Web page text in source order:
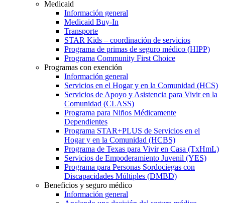
Medicaid
Información general
Medicaid Buy-In
Transporte
STAR Kids – coordinación de servicios
Programa de primas de seguro médico (HIPP)
Programa Community First Choice
Programas con exención
Información general
Servicios en el Hogar y en la Comunidad (HCS)
Servicios de Apoyo y Asistencia para Vivir en la
Comunidad (CLASS)
Programa para Niños Médicamente
Dependientes
Programa STAR+PLUS de Servicios en el
Hogar y en la Comunidad (HCBS)
Programa de Texas para Vivir en Casa (TxHmL)
Servicios de Empoderamiento Juvenil (YES)
Programa para Personas Sordociegas con
Discapacidades Múltiples (DMBD)
Beneficios y seguro médico
Información general